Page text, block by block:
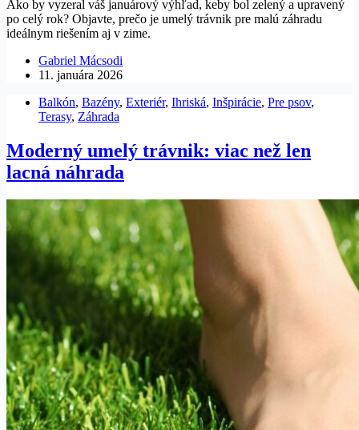
Ako by vyzeral váš januárový výhľad, keby bol zelený a upravený
po celý rok? Objavte, prečo je umelý trávnik pre malú záhradu
ideálnym riešením aj v zime.
Gabriel Mácsodi
11. januára 2026
Balkón, Bazény, Exteriér, Ihriská, Inšpirácie, Pre psov,
Terasy, Záhrada
Moderný umelý trávnik: viac než len
lacná náhrada